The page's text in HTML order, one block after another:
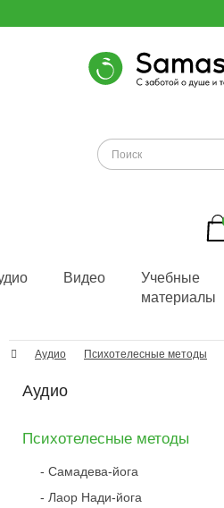
Видео
Учебные
материалы
Аудио Психотелесные методы
Аудио
Психотелесные методы
Самадева-йога
Лаор Нади-йога